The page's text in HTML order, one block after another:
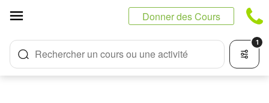
Donner des Cours
Rechercher un cours ou une activité
1